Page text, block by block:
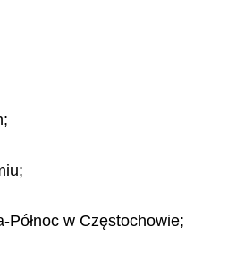
w Częstochowie;